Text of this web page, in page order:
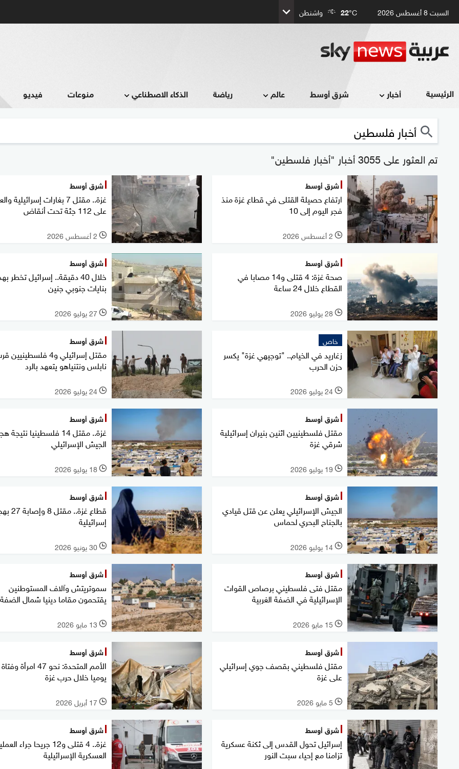
السبت 8 أغسطس 2026 22°C واشنطن
الرئيسية أخبار شرق أوسط عالم رياضة الذكاء الاصطناعي منوعات فيديو
تم العثور على 3055 أخبار "أخبار فلسطين"
شرق أوسط
ارتفاع حصيلة القتلى في قطاع غزة منذ
فجر اليوم إلى 10
l 2 أغسطس 2026
شرق أوسط
غزة.. مقتل 7 بغارات إسرائيلية
على 112 جثة تحت أنقاض
l 2 أغسطس 2026
شرق أوسط
صحة غزة: 4 قتلى و14 مصابا في
القطاع خلال 24 ساعة
l 28 يوليو 2026
شرق أوسط
بنايات جنوبي جنين
l 27 يوليو 2026
خاص
زغاريد في الخيام.. "توجيهي غزة" يكسر
حزن الحرب
l 24 يوليو 2026
شرق أوسط
مقتل إسرائيلي و4
نابلس ونتنياهو يتعهد بالرد
l 24 يوليو 2026
شرق أوسط
مقتل فلسطينيين اثنين بنيران إسرائيلية
شرقي غزة
l 19 يوليو 2026
شرق أوسط
غزة.. مقتل 14 فلسطينيا
الجيش الإسرائيلي
l 18 يوليو 2026
شرق أوسط
الجيش الإسرائيلي يعلن عن قتل قيادي
بالجناح البحري لحماس
l 14 يوليو 2026
شرق أوسط
قطاع
إسرائيلية
l 30 يونيو 2026
شرق أوسط
مقتل فتى فلسطيني برصاص القوات
الإسرائيلية في الضفة الغربية
l 15 مايو 2026
شرق أوسط
سموتريتش وآلاف المستوطنين
يقتحمون مقاما دينيا شمال الضفة
l 13 مايو 2026
شرق أوسط
مقتل فلسطيني بقصف جوي إسرائيلي
على غزة
l 5 مايو 2026
شرق أوسط
الأمم المتحدة: نحو 47
يوميا خلال حرب غزة
l 17 أبريل 2026
شرق أوسط
إسرائيل تحول القدس إلى ثكنة عسكرية
تزامنا مع إحياء سبت النور
شرق أوسط
غزة.. 4 قتلى و12 جريحا جراء
العسكرية الإسرائيلية